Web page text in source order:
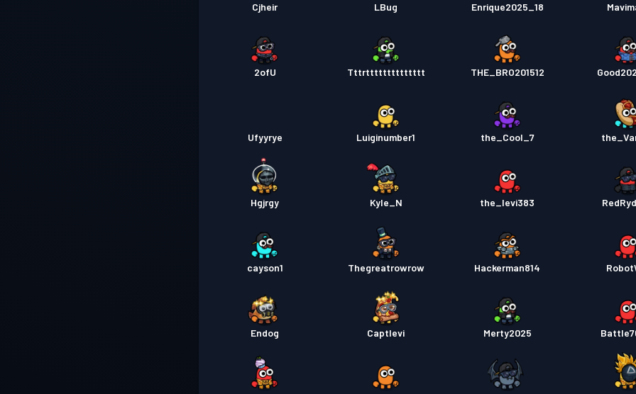
Cjheir LBug Enrique2025_18
2ofU Tttrtttttttttttttt THE_BRO201512
Ufyyrye Luiginumber1 the_Cool_7
Hgjrgy Kyle_N the_levi383
cayson1 Thegreatrowrow Hackerman814
Endog Captlevi Merty2025